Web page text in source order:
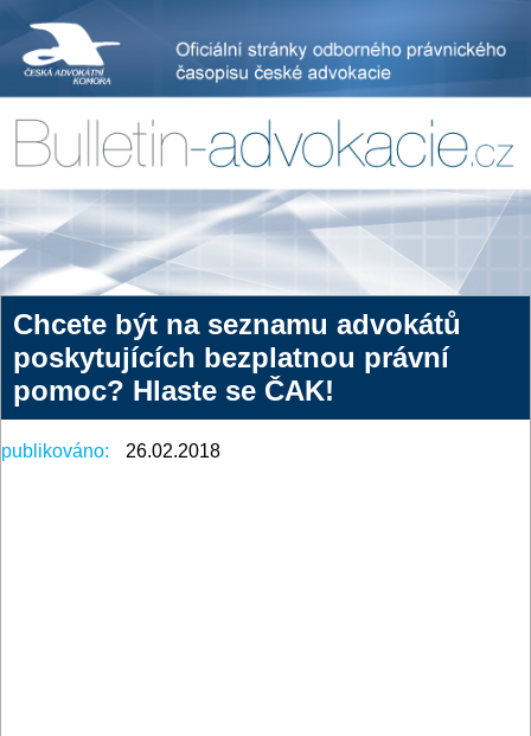
Chcete být na seznamu advokátů
poskytujících bezplatnou právní
pomoc? Hlaste se ČAK!
publikováno: 26.02.2018